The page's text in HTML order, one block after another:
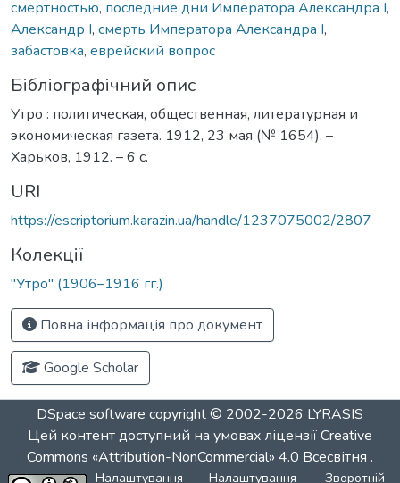
смертностью, последние дни Императора Александра I,
Александр I, смерть Императора Александра I,
забастовка, еврейский вопрос
Бібліографічний опис
Утро : политическая, общественная, литературная и
экономическая газета. 1912, 23 мая (№ 1654). –
Харьков, 1912. – 6 с.
URI
https://escriptorium.karazin.ua/handle/1237075002/2807
Колекції
"Утро" (1906–1916 гг.)
Повна інформація про документ
Google Scholar
DSpace software copyright © 2002-2026 LYRASIS
Цей контент доступний на умовах ліцензіїCreative
Commons «Attribution-NonCommercial» 4.0 Всесвітня .
Налаштування Налаштування Зворотній